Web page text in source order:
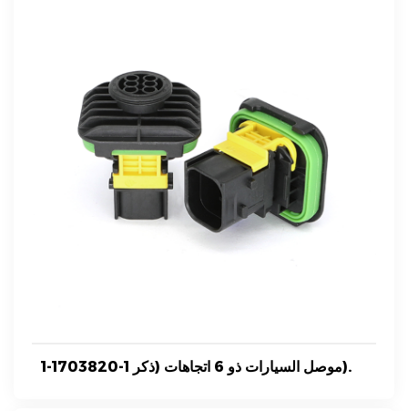
1-1703820-1 موصل السيارات ذو 6 اتجاهات (ذكر).